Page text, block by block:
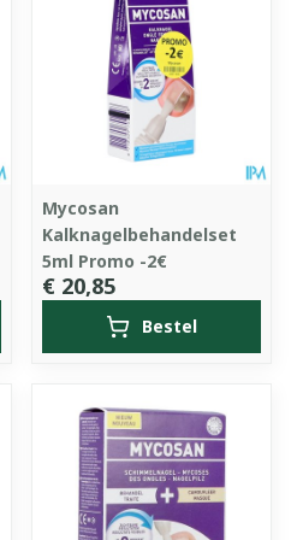
Mycosan
Kalknagelbehandelset
5ml Promo -2€
€ 20,85
Bestel